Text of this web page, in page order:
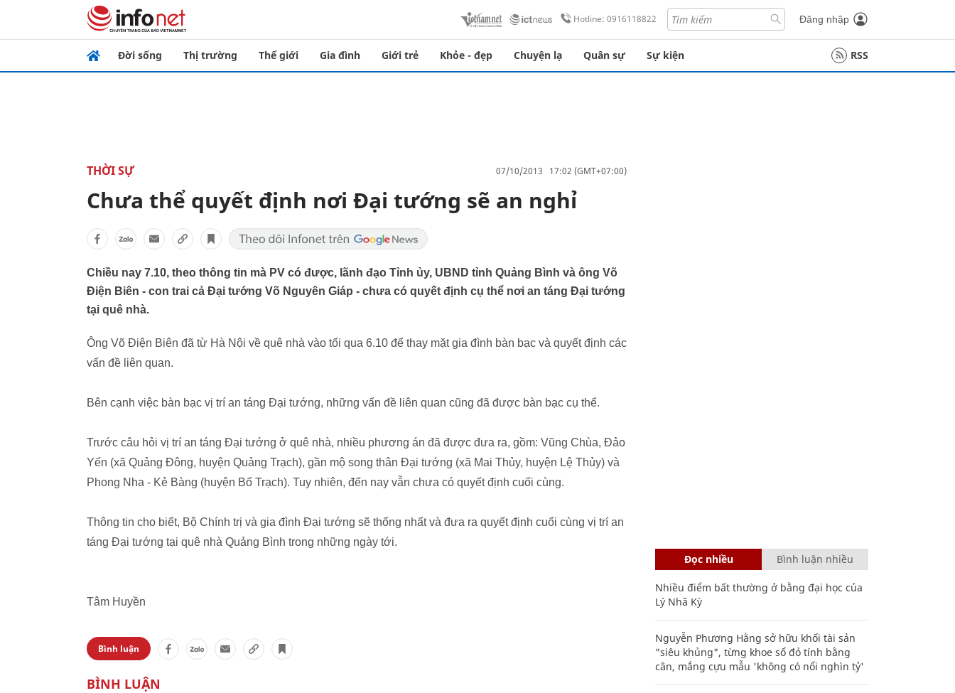
Hotline: 0916118822 Đăng nhập
Đời sống Thị trường Thế giới Gia đình Giới trẻ Khỏe - đẹp Chuyện lạ Quân sự Sự kiện RSS
THỜI SỰ 07/10/2013 17:02 (GMT+07:00)
Chưa thể quyết định nơi Đại tướng sẽ an nghỉ
Chiều nay 7.10, theo thông tin mà PV có được, lãnh đạo Tỉnh ủy, UBND tỉnh Quảng Bình và ông Võ
Điện Biên - con trai cả Đại tướng Võ Nguyên Giáp - chưa có quyết định cụ thể nơi an táng Đại tướng
tại quê nhà.
Ông Võ Điện Biên đã từ Hà Nội về quê nhà vào tối qua 6.10 để thay mặt gia đình bàn bạc và quyết định các
vấn đề liên quan.
Bên cạnh việc bàn bạc vị trí an táng Đại tướng, những vấn đề liên quan cũng đã được bàn bạc cụ thể.
Trước câu hỏi vị trí an táng Đại tướng ở quê nhà, nhiều phương án đã được đưa ra, gồm: Vũng Chùa, Đảo
Yến (xã Quảng Đông, huyện Quảng Trạch), gần mộ song thân Đại tướng (xã Mai Thủy, huyện Lệ Thủy) và
Phong Nha - Kẻ Bàng (huyện Bố Trạch). Tuy nhiên, đến nay vẫn chưa có quyết định cuối cùng.
Thông tin cho biết, Bộ Chính trị và gia đình Đại tướng sẽ thống nhất và đưa ra quyết định cuối cùng vị trí an
táng Đại tướng tại quê nhà Quảng Bình trong những ngày tới.
Tâm Huyền
Bình luận
Đọc nhiều Bình luận nhiều
Nhiều điểm bất thường ở bằng đại học của
Lý Nhã Kỳ
Nguyễn Phương Hằng sở hữu khối tài sản
"siêu khủng", từng khoe sổ đỏ tính bằng
cân, mắng cựu mẫu 'không có nổi nghìn tỷ'